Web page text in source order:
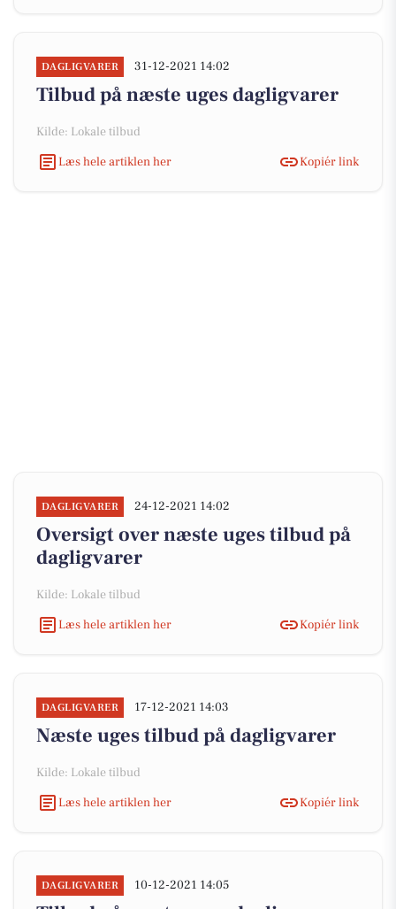
DAGLIGVARER 31-12-2021 14:02
Tilbud på næste uges dagligvarer
Kilde: Lokale tilbud
Læs hele artiklen her
Kopiér link
DAGLIGVARER 24-12-2021 14:02
Oversigt over næste uges tilbud på
dagligvarer
Kilde: Lokale tilbud
Læs hele artiklen her
Kopiér link
DAGLIGVARER 17-12-2021 14:03
Næste uges tilbud på dagligvarer
Kilde: Lokale tilbud
Læs hele artiklen her
Kopiér link
DAGLIGVARER 10-12-2021 14:05